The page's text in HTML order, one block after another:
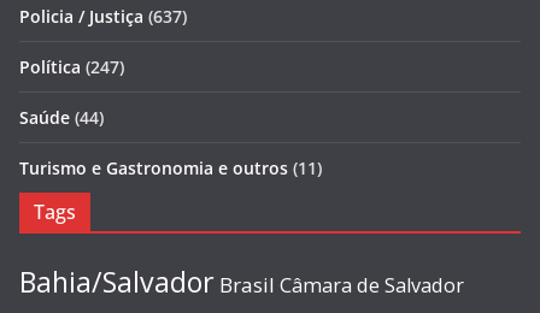
Policia / Justiça (637)
Política (247)
Saúde (44)
Turismo e Gastronomia e outros (11)
Tags
Bahia/Salvador Brasil Câmara de Salvador